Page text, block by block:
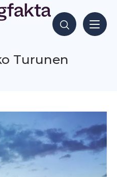
Hae sisältöjä
Turunen